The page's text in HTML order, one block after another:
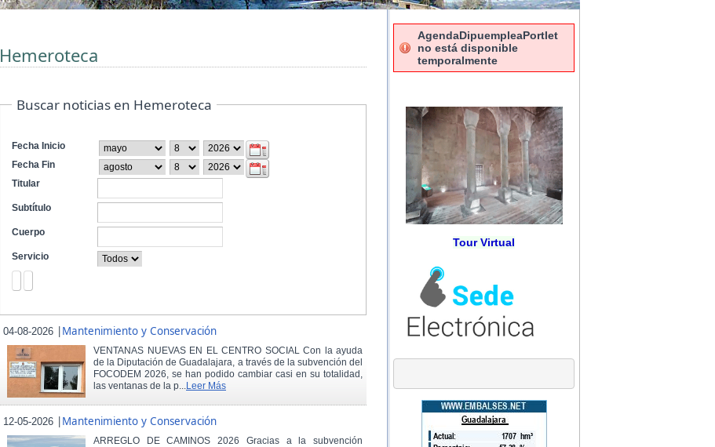
Hemeroteca
Buscar noticias en Hemeroteca
Fecha Inicio
Fecha Fin
Titular
Subtítulo
Cuerpo
Servicio
04-08-2026 |Mantenimiento y Conservación
VENTANAS NUEVAS EN EL CENTRO SOCIAL Con la ayuda
de la Diputación de Guadalajara, a través de la subvención del
FOCODEM 2026, se han podido cambiar casi en su totalidad,
las ventanas de la p...Leer Más
12-05-2026 |Mantenimiento y Conservación
ARREGLO DE CAMINOS 2026 Gracias a la subvención
AgendaDipuempleaPortlet
no está disponible
temporalmente
Tour Virtual